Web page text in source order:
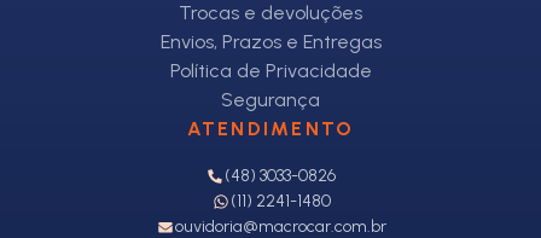
Trocas e devoluções
Envios, Prazos e Entregas
Política de Privacidade
Segurança
ATENDIMENTO
(48) 3033-0826
(11) 2241-1480
ouvidoria@macrocar.com.br